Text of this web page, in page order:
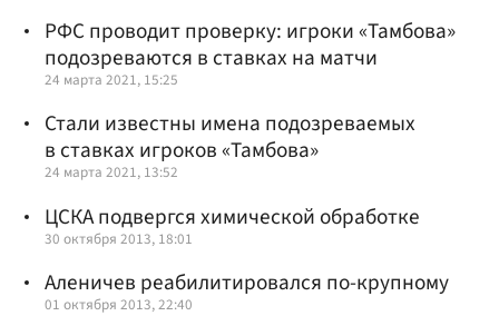
РФС проводит проверку: игроки «Тамбова»
подозреваются в ставках на матчи
24 марта 2021, 15:25
Стали известны имена подозреваемых
в ставках игроков «Тамбова»
24 марта 2021, 13:52
ЦСКА подвергся химической обработке
30 октября 2013, 18:01
Аленичев реабилитировался по-крупному
01 октября 2013, 22:40